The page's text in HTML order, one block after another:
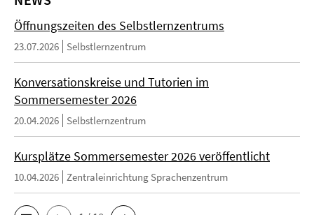
Öffnungszeiten des Selbstlernzentrums
23.07.2026 Selbstlernzentrum
Konversationskreise und Tutorien im
Sommersemester 2026
20.04.2026 Selbstlernzentrum
Kursplätze Sommersemester 2026 veröffentlicht
10.04.2026 Zentraleinrichtung Sprachenzentrum